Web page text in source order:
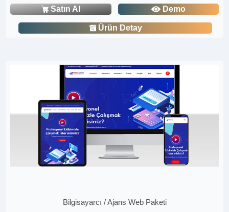
Satın Al Demo
Ürün Detay
Bilgisayarcı / Ajans Web Paketi